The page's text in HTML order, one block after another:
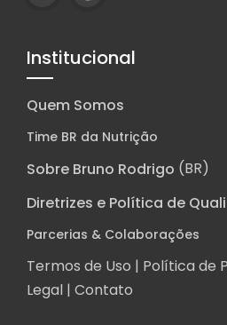
Institucional
Quem Somos
Time BR da Nutrição
Sobre Bruno Rodrigo (BR)
Diretrizes e Política de
Parcerias & Colaborações
Termos de Uso | Política de
Legal | Contato